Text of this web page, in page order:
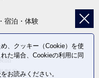
宿泊・体験
品
製品
、クッキー（Cookie）を使
た場合、Cookieの利用に同
をお読みください。